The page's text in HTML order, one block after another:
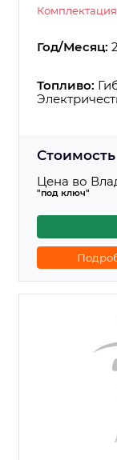
Год/Месяц:
Топливо:
Стоимость
Цена во
"под ключ"